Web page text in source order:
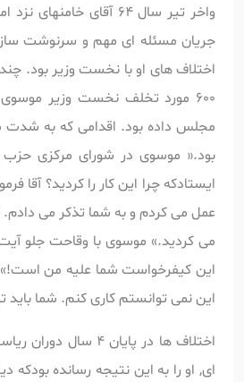
واخر تیر سال 64 آقای
جریان مسئله ای مهم و سرنوشت ساز
اختلاف های او با نخست وزیر بود.
600 مورد تخلف نخست وزیر
مجلس داده بود. اقدامی که به شدت
بود.« موسوی در شورای مرکزی حزب
ایستادکه چرا این کار را کردید؟ آقا
عمل می کردم و به شما تذکر می دادم.
می کردید.» موسوی با وقاحت جلو
این کیفرخواست شما علیه من است!»
این نمی توانستم کاری کنم. شما باید
اختلاف ها در پایان 4
ای, او را به این نتیجه رسانده بودکه